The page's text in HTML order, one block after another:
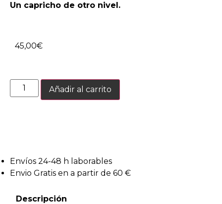
Un capricho de otro nivel.
45,00€
Añadir al carrito
Envíos 24-48 h laborables
Envio Gratis en a partir de 60 €
Descripción